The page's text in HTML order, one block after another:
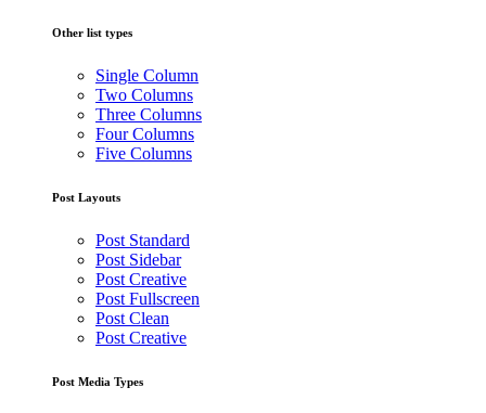
Other list types
Single Column
Two Columns
Three Columns
Four Columns
Five Columns
Post Layouts
Post Standard
Post Sidebar
Post Creative
Post Fullscreen
Post Clean
Post Creative
Post Media Types